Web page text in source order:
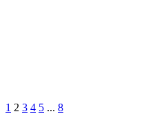
1 2 3 4 5 ... 8